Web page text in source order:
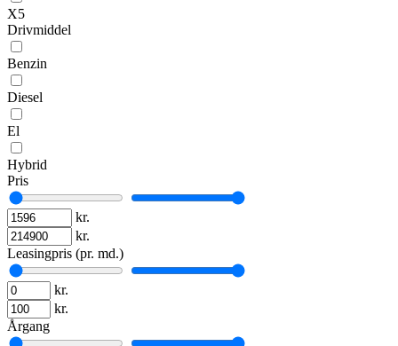
X5
Drivmiddel
Benzin
Diesel
El
Hybrid
Pris
kr.
kr.
Leasingpris (pr. md.)
kr.
kr.
Årgang